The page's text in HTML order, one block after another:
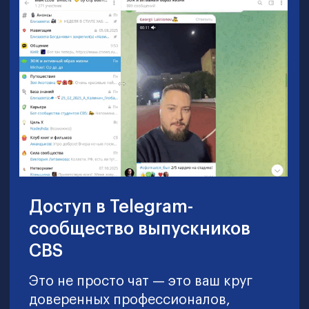
наиболее эффективны, а какие — уже
утратили актуальность
Карьерные перспективы
Получите диплом и бизнес-
образование мирового уровня,
открывающие возможности для
трудоустройства в международные
организации
получите электронный диплом школы
Мы подтвердим ваши
компетенции